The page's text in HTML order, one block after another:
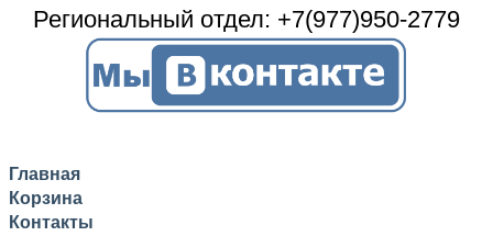
Региональный отдел: +7(977)950-2779
Главная
Корзина
Контакты